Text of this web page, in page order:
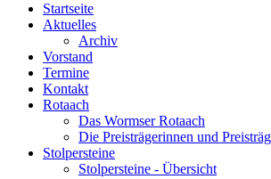
Startseite
Aktuelles
Archiv
Vorstand
Termine
Kontakt
Rotaach
Das Wormser Rotaach
Die Preisträgerinnen und
Stolpersteine
Stolpersteine - Übersicht